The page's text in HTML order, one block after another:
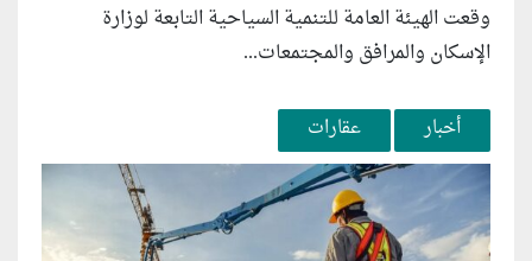
وقعت الهيئة العامة للتنمية السياحية التابعة لوزارة
الإسكان والمرافق والمجتمعات...
أخبار عقارات